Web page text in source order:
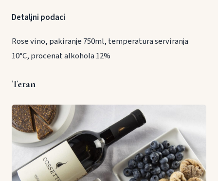
Detaljni podaci
Rose vino, pakiranje 750ml, temperatura serviranja
10°C, procenat alkohola 12%
Teran